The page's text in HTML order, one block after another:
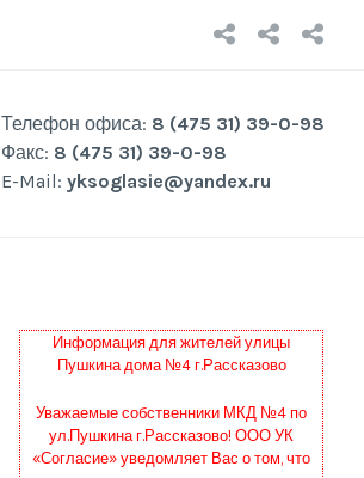
О
Телефон офиса: 8 (475 31) 39-0-98
Факс: 8 (475 31) 39-0-98
E-Mail: yksoglasie@yandex.ru
Информация для жителей улицы
Пушкина дома №4 г.Рассказово
Уважаемые собственники МКД №4 по
ул.Пушкина г.Рассказово! ООО УК
«Согласие» уведомляет Вас о том, что